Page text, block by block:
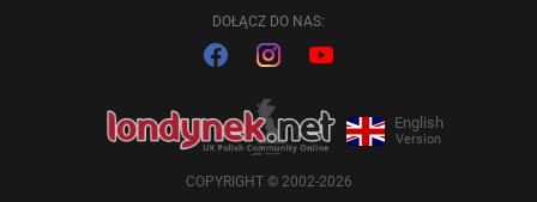
DOŁĄCZ DO NAS:
English
Version
COPYRIGHT © 2002-2026